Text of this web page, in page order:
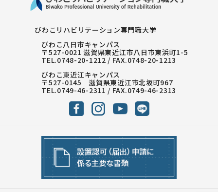
びわこリハビリテーション専門職大学
びわこ八日市キャンパス
〒527-0021 滋賀県東近江市八日市東浜町1-5
TEL.0748-20-1212 / FAX.0748-20-1213
びわこ東近江キャンパス
〒527-0145 滋賀県東近江市北坂町967
TEL.0749-46-2311 / FAX.0749-46-2313